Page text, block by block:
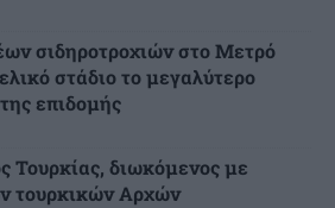
σιδηροτροχιών στο Μετρό
στάδιο το μεγαλύτερο
επιδομής
Τουρκίας, διωκόμενος με
τουρκικών Αρχών